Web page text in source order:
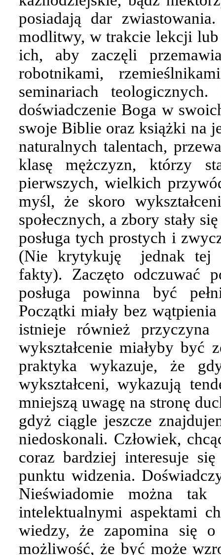
posiadają dar
modlitwy, w trakcie lekcji lub
ich, aby zaczęli
robotnikami,
seminariach
doświadczenie Boga w
swoje Biblie oraz książki na
naturalnych talentach,
klasę mężczyzn, którzy
pierwszych, wielkich
myśl, że skoro
społecznych, a zbory stały
posługa tych prostych i
(Nie krytykuję
jednak tej
fakty). Zaczęto odczuwać
posługa powinna być
Początki miały bez
istnieje również przyczyna
wykształcenie miałyby być
praktyka wykazuje, że
wykształceni, wykazują
mniejszą uwagę na stronę
gdyż ciągle jeszcze
niedoskonali. Człowiek,
coraz bardziej interesuje
punktu widzenia.
Nieświadomie można tak
intelektualnymi aspektami
wiedzy, że zapomina się
możliwość, że być może